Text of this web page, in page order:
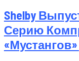
Shelby
Серию